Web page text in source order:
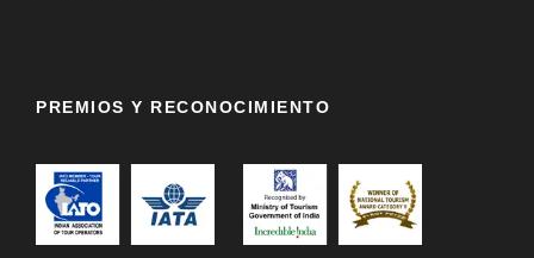
PREMIOS Y RECONOCIMIENTO